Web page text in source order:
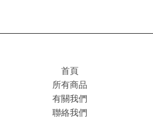
首頁
所有商品
有關我們
聯絡我們